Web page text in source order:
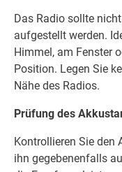
Das Radio sollte
aufgestellt werden.
Himmel, am Fenster
Position. Legen Sie
Nähe des Radios.
Prüfung des
Kontrollieren Sie den
ihn gegebenenfalls